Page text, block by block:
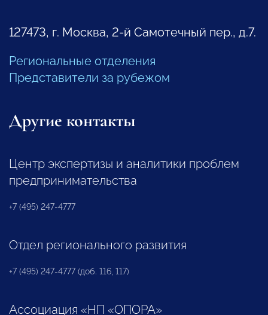
127473, г. Москва, 2-й Самотечный пер., д.7.
Региональные отделения
Представители за рубежом
Другие контакты
Центр экспертизы и аналитики проблем
предпринимательства
+7 (495) 247-4777
Отдел регионального развития
+7 (495) 247-4777 (доб. 116, 117)
Ассоциация «НП «ОПОРА»